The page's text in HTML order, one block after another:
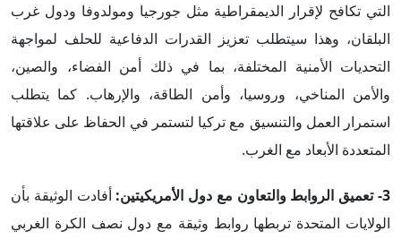
التي تكافح لإقرار الديمقراطية مثل جورجيا ومولدوفا ودول غرب
البلقان، وهذا سيتطلب تعزيز القدرات الدفاعية للحلف لمواجهة
التحديات الأمنية المختلفة، بما في ذلك أمن الفضاء، والصين،
والأمن المناخي، وروسيا، وأمن الطاقة، والإرهاب. كما يتطلب
استمرار العمل والتنسيق مع تركيا لتستمر في الحفاظ على علاقتها
المتعددة الأبعاد مع الغرب.
3- تعميق الروابط والتعاون مع دول الأمريكيتين: أفادت الوثيقة بأن
الولايات المتحدة تربطها روابط وثيقة مع دول نصف الكرة الغربي